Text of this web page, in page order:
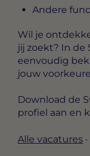
Andere
Wil je
jij zoekt? In de
eenvoudig
jouw
Download de
profiel aan en
Alle vacatures ·